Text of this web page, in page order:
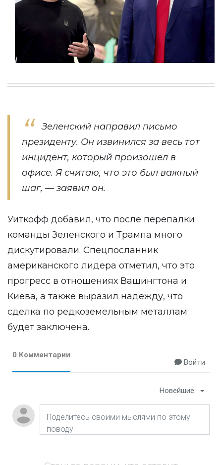
Зеленский направил письмо
президенту. Он извинился за весь тот
инцидент, который произошел в
офисе. Я считаю, что это был важный
шаг, — заявил он.
Уиткофф добавил, что после перепалки
команды Зеленского и Трампа много
дискутировали. Спецпосланник
американского лидера отметил, что это
прогресс в отношениях Вашингтона и
Киева, а также выразил надежду, что
сделка по редкоземельным металлам
будет заключена.
0 Комментарии
Войти
Новейшие